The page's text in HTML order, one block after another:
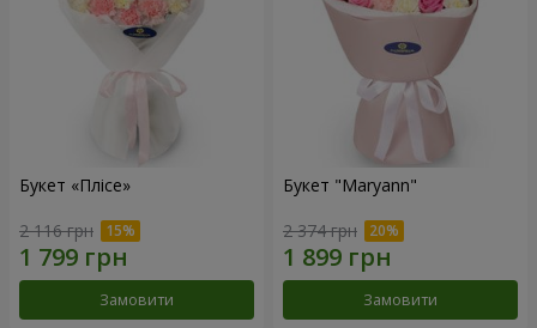
Букет «Плісе»
2 116 грн
Замовити
Букет "Maryann"
2 374 грн
Замовити